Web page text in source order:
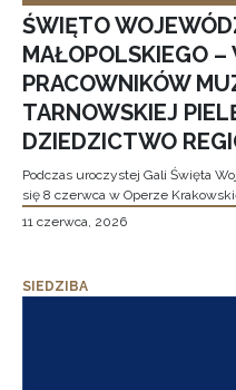
ŚWIĘTO
MAŁOPOLSKIEGO
PRACOWNIKÓW
TARNOWSKIEJ
DZIEDZICTWO
Podczas uroczystej Gali Święta
się 8 czerwca w Operze
11 czerwca, 2026
SIEDZIBA